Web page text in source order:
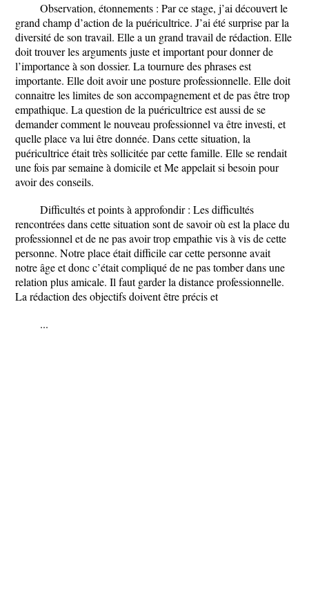
Observation, étonnements : Par ce stage, j’ai découvert le
grand champ d’action de la puéricultrice. J’ai été surprise par la
diversité de son travail. Elle a un grand travail de rédaction. Elle
doit trouver les arguments juste et important pour donner de
l’importance à son dossier. La tournure des phrases est
importante. Elle doit avoir une posture professionnelle. Elle doit
connaitre les limites de son accompagnement et de pas être trop
empathique. La question de la puéricultrice est aussi de se
demander comment le nouveau professionnel va être investi, et
quelle place va lui être donnée. Dans cette situation, la
puéricultrice était très sollicitée par cette famille. Elle se rendait
une fois par semaine à domicile et Me appelait si besoin pour
avoir des conseils.
Difficultés et points à approfondir : Les difficultés
rencontrées dans cette situation sont de savoir où est la place du
professionnel et de ne pas avoir trop empathie vis à vis de cette
personne. Notre place était difficile car cette personne avait
notre âge et donc c’était compliqué de ne pas tomber dans une
relation plus amicale. Il faut garder la distance professionnelle.
La rédaction des objectifs doivent être précis et
...